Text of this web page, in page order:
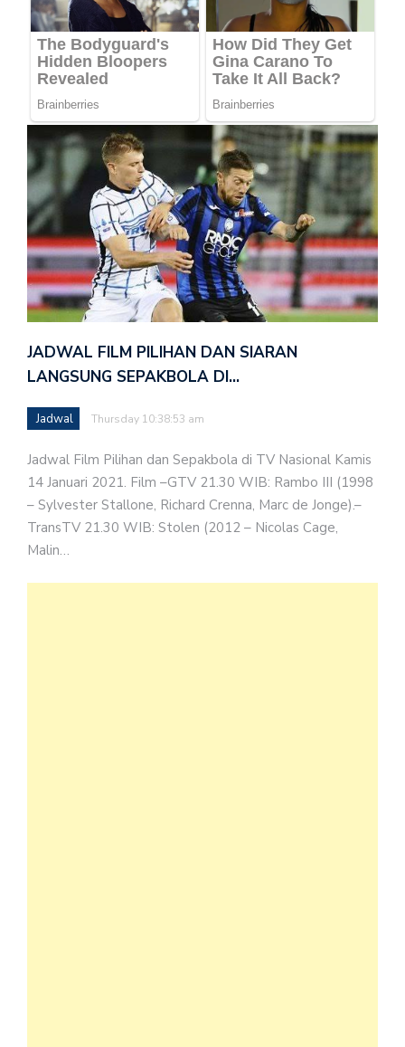
JADWAL FILM PILIHAN DAN SIARAN
LANGSUNG SEPAKBOLA DI…
Jadwal Thursday 10:38:53 am
Jadwal Film Pilihan dan Sepakbola di TV Nasional Kamis
14 Januari 2021. Film –GTV 21.30 WIB: Rambo III (1998
– Sylvester Stallone, Richard Crenna, Marc de Jonge).–
TransTV 21.30 WIB: Stolen (2012 – Nicolas Cage,
Malin…